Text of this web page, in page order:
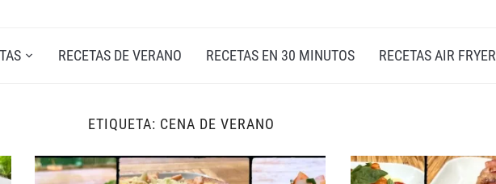
RECETAS DE VERANO RECETAS EN 30 MINUTOS RECETAS AIR FRYER
ETIQUETA: CENA DE VERANO